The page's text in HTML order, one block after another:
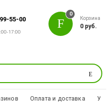
55-00
17:00
Поиск
0
Корзина
0 руб.
Оплата и доставка